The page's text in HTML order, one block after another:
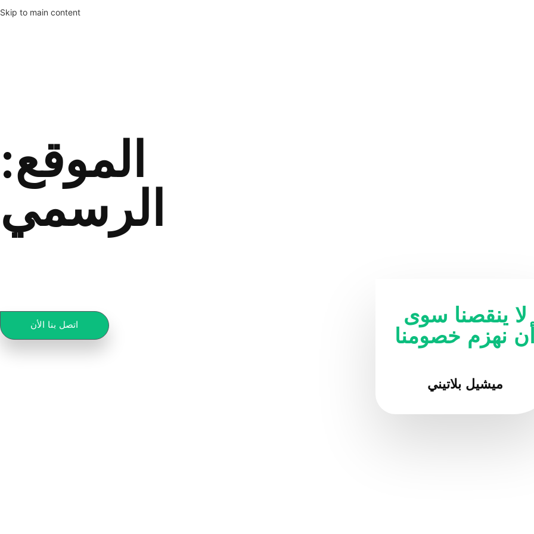
Skip to main content
:الموقع
الرسمي
اتصل بنا الأن لا ينقصنا سوى
نهزم خصومنا
ميشيل بلاتيني